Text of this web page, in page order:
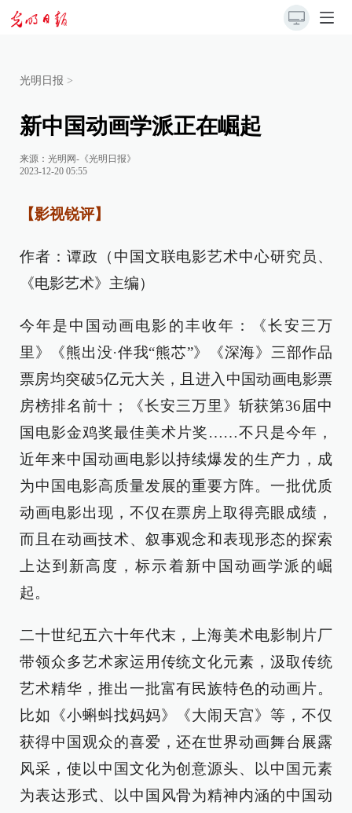
光明日报 >
新中国动画学派正在崛起
来源： 光明网-《光明日报》
2023-12-20 05:55
【影视锐评】
作者：谭政（中国文联电影艺术中心研究员、
《电影艺术》主编）
今年是中国动画电影的丰收年：《长安三万
里》《熊出没·伴我“熊芯”》《深海》三部作品
票房均突破5亿元大关，且进入中国动画电影票
房榜排名前十；《长安三万里》斩获第36届中
国电影金鸡奖最佳美术片奖……不只是今年，
近年来中国动画电影以持续爆发的生产力，成
为中国电影高质量发展的重要方阵。一批优质
动画电影出现，不仅在票房上取得亮眼成绩，
而且在动画技术、叙事观念和表现形态的探索
上达到新高度，标示着新中国动画学派的崛
起。
二十世纪五六十年代末，上海美术电影制片厂
带领众多艺术家运用传统文化元素，汲取传统
艺术精华，推出一批富有民族特色的动画片。
比如《小蝌蚪找妈妈》《大闹天宫》等，不仅
获得中国观众的喜爱，还在世界动画舞台展露
风采，使以中国文化为创意源头、以中国元素
为表达形式、以中国风骨为精神内涵的中国动